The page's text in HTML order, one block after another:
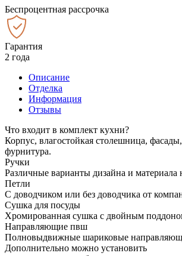
Беспроцентная рассрочка
Гарантия
2 года
Описание
Отделка
Информация
Отзывы
Что входит в комплект кухни?
Корпус, влагостойкая столешница, фасады,
фурнитура.
Ручки
Различные варианты дизайна и материала
Петли
С доводчиком или без доводчика от
Сушка для посуды
Хромированная сушка с двойным
Направляющие пвш
Полновыдвижные шариковые
Дополнительно можно установить